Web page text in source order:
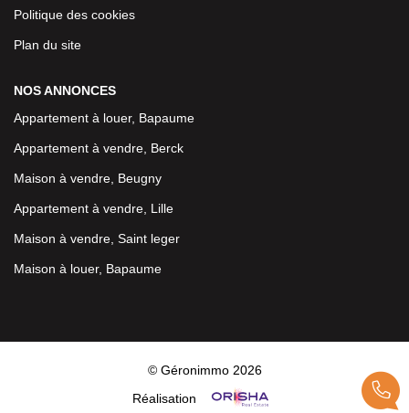
Politique des cookies
Plan du site
NOS ANNONCES
Appartement à louer, Bapaume
Appartement à vendre, Berck
Maison à vendre, Beugny
Appartement à vendre, Lille
Maison à vendre, Saint leger
Maison à louer, Bapaume
© Géronimmo 2026
Réalisation